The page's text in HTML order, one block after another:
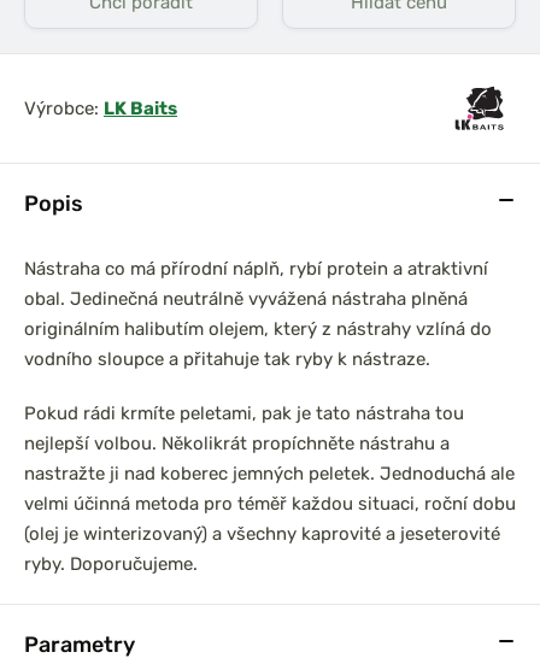
Popis
Nástraha co má přírodní náplň, rybí protein a atraktivní
obal. Jedinečná neutrálně vyvážená nástraha plněná
originálním halibutím olejem, který z nástrahy vzlíná do
vodního sloupce a přitahuje tak ryby k nástraze.
Pokud rádi krmíte peletami, pak je tato nástraha tou
nejlepší volbou. Několikrát propíchněte nástrahu a
nastražte ji nad koberec jemných peletek. Jednoduchá ale
velmi účinná metoda pro téměř každou situaci, roční dobu
(olej je winterizovaný) a všechny kaprovité a jeseterovité
ryby. Doporučujeme.
Parametry
Výrobce: LK Baits